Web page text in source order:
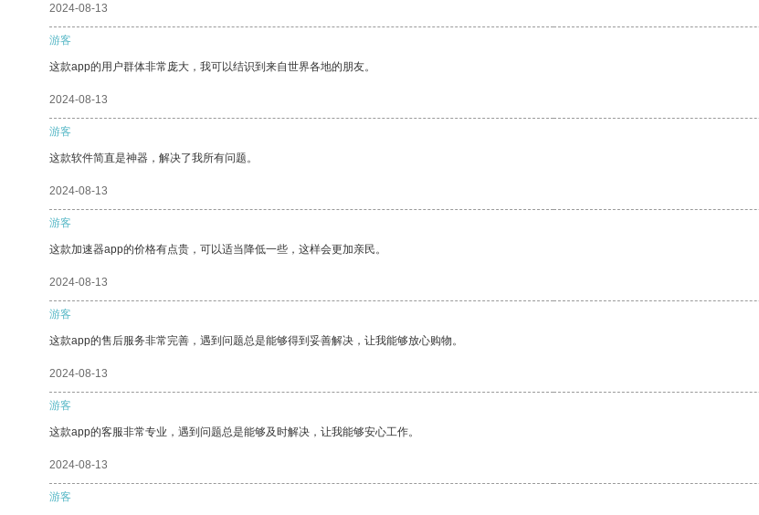
2024-08-13
游客
这款app的用户群体非常庞大，我可以结识到来自世界各地的朋友。
2024-08-13
游客
这款软件简直是神器，解决了我所有问题。
2024-08-13
游客
这款加速器app的价格有点贵，可以适当降低一些，这样会更加亲民。
2024-08-13
游客
这款app的售后服务非常完善，遇到问题总是能够得到妥善解决，让我能够放心购物。
2024-08-13
游客
这款app的客服非常专业，遇到问题总是能够及时解决，让我能够安心工作。
2024-08-13
游客